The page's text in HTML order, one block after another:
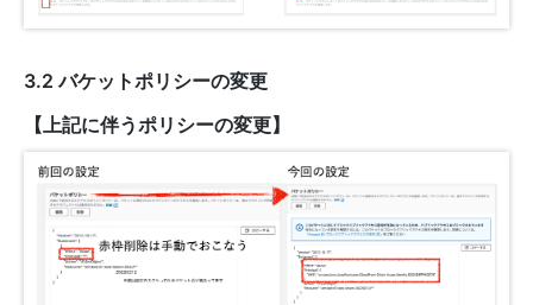
3.2 バケットポリシーの変更
【上記に伴うポリシーの変更】